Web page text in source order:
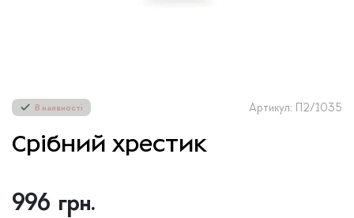
В наявності Артикул: П2/1035
Срібний хрестик
996 грн.